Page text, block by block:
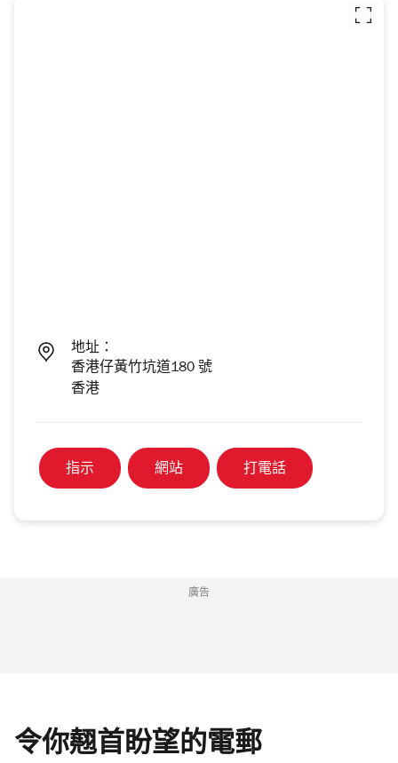
地址：
香港仔黃竹坑道180 號
香港
指示 網站 打電話
廣告
令你翹首盼望的電郵